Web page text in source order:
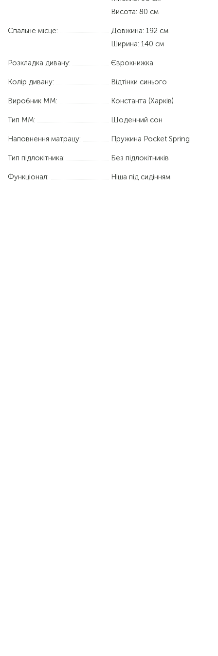
Висота: 80 см
Спальне місце: Довжина: 192 см
Ширина: 140 см
Розкладка дивану: Єврокнижка
Колір дивану: Відтінки синього
Виробник ММ: Константа (Харків)
Тип ММ: Щоденний сон
Наповнення матрацу: Пружина Pocket Spring
Тип підлокітника: Без підлокітників
Функціонал: Ніша під сидінням